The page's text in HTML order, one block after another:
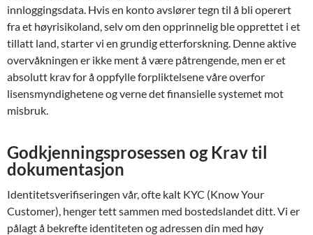
innloggingsdata. Hvis en konto avslører tegn til å bli operert
fra et høyrisikoland, selv om den opprinnelig ble opprettet i et
tillatt land, starter vi en grundig etterforskning. Denne aktive
overvåkningen er ikke ment å være påtrengende, men er et
absolutt krav for å oppfylle forpliktelsene våre overfor
lisensmyndighetene og verne det finansielle systemet mot
misbruk.
Godkjenningsprosessen og Krav til
dokumentasjon
Identitetsverifiseringen vår, ofte kalt KYC (Know Your
Customer), henger tett sammen med bostedslandet ditt. Vi er
pålagt å bekrefte identiteten og adressen din med høy